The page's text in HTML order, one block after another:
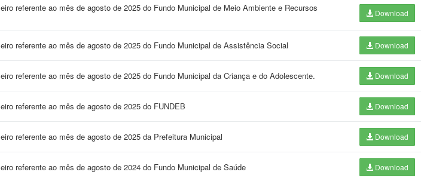
referente ao mês de agosto de 2025 do Fundo Municipal de Meio Ambiente e Recursos
Download
referente ao mês de agosto de 2025 do Fundo Municipal de Assistência Social Download
referente ao mês de agosto de 2025 do Fundo Municipal da Criança e do Adolescente. Download
referente ao mês de agosto de 2025 do FUNDEB Download
referente ao mês de agosto de 2025 da Prefeitura Municipal Download
referente ao mês de agosto de 2024 do Fundo Municipal de Saúde Download